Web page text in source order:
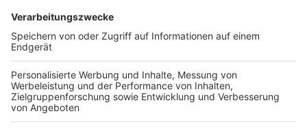
TOP-VEREINE
TOP-PARTNER